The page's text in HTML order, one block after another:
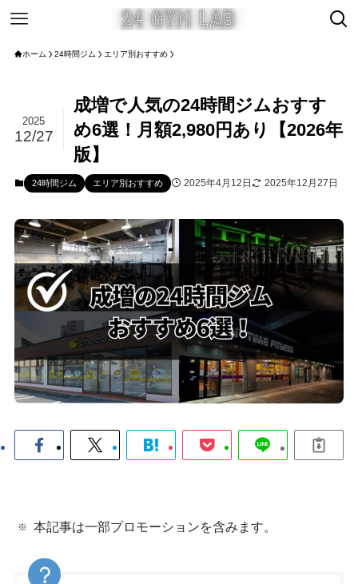
ホーム 24時間ジム エリア別おすすめ
成増で人気の24時間ジムおすす
め6選！月額2,980円あり【2026年
版】
2025
12/27
24時間ジム エリア別おすすめ 2025年4月12日 2025年12月27日
本記事は一部プロモーションを含みます。